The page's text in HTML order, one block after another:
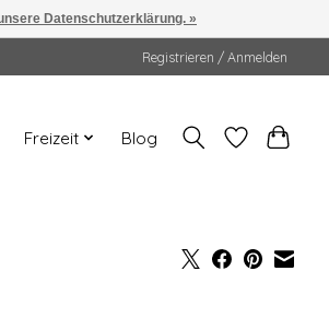
Registrieren / Anmelden
Freizeit Blog
Datenschutzerklärung. »